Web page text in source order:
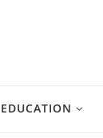
EDUCATION